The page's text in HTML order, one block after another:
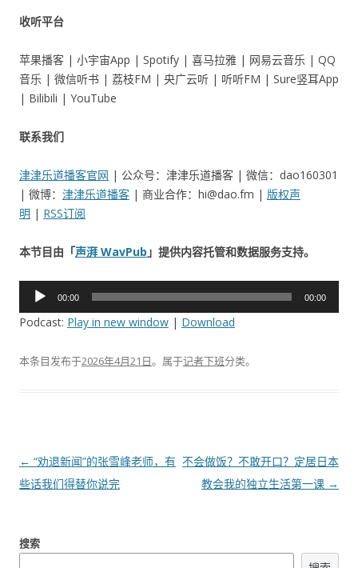
收听平台
苹果播客 | 小宇宙App | Spotify | 喜马拉雅 | 网易云音乐 | QQ
音乐 | 微信听书 | 荔枝FM | 央广云听 | 听听FM | Sure竖耳App
| Bilibili | YouTube
联系我们
津津乐道播客官网 | 公众号：津津乐道播客 | 微信：dao160301
| 微博： 津津乐道播客 | 商业合作：hi@dao.fm | 版权声
明 | RSS订阅
本节目由「声湃 WavPub 」提供内容托管和数据服务支持。
播
器
00:00 00:00
Podcast: Play in new window | Download
本条目发布于2026年4月21日。属于记者下班分类。
文
章
← “劝退新闻”的张雪峰老师，有
些话我们得替你说完
不会做饭？不敢开口？定居日本
教会我的独立生活第一课 →
搜索